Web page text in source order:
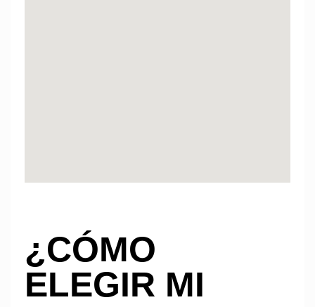
¿CÓMO
ELEGIR MI